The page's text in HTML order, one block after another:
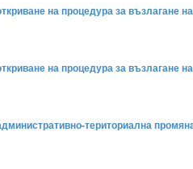
на процедура за
на процедура за възлагане
териториална